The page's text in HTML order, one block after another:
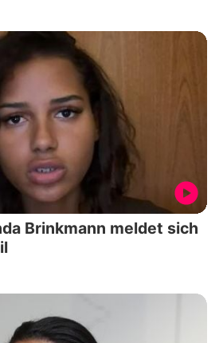
Brinkmann meldet sich